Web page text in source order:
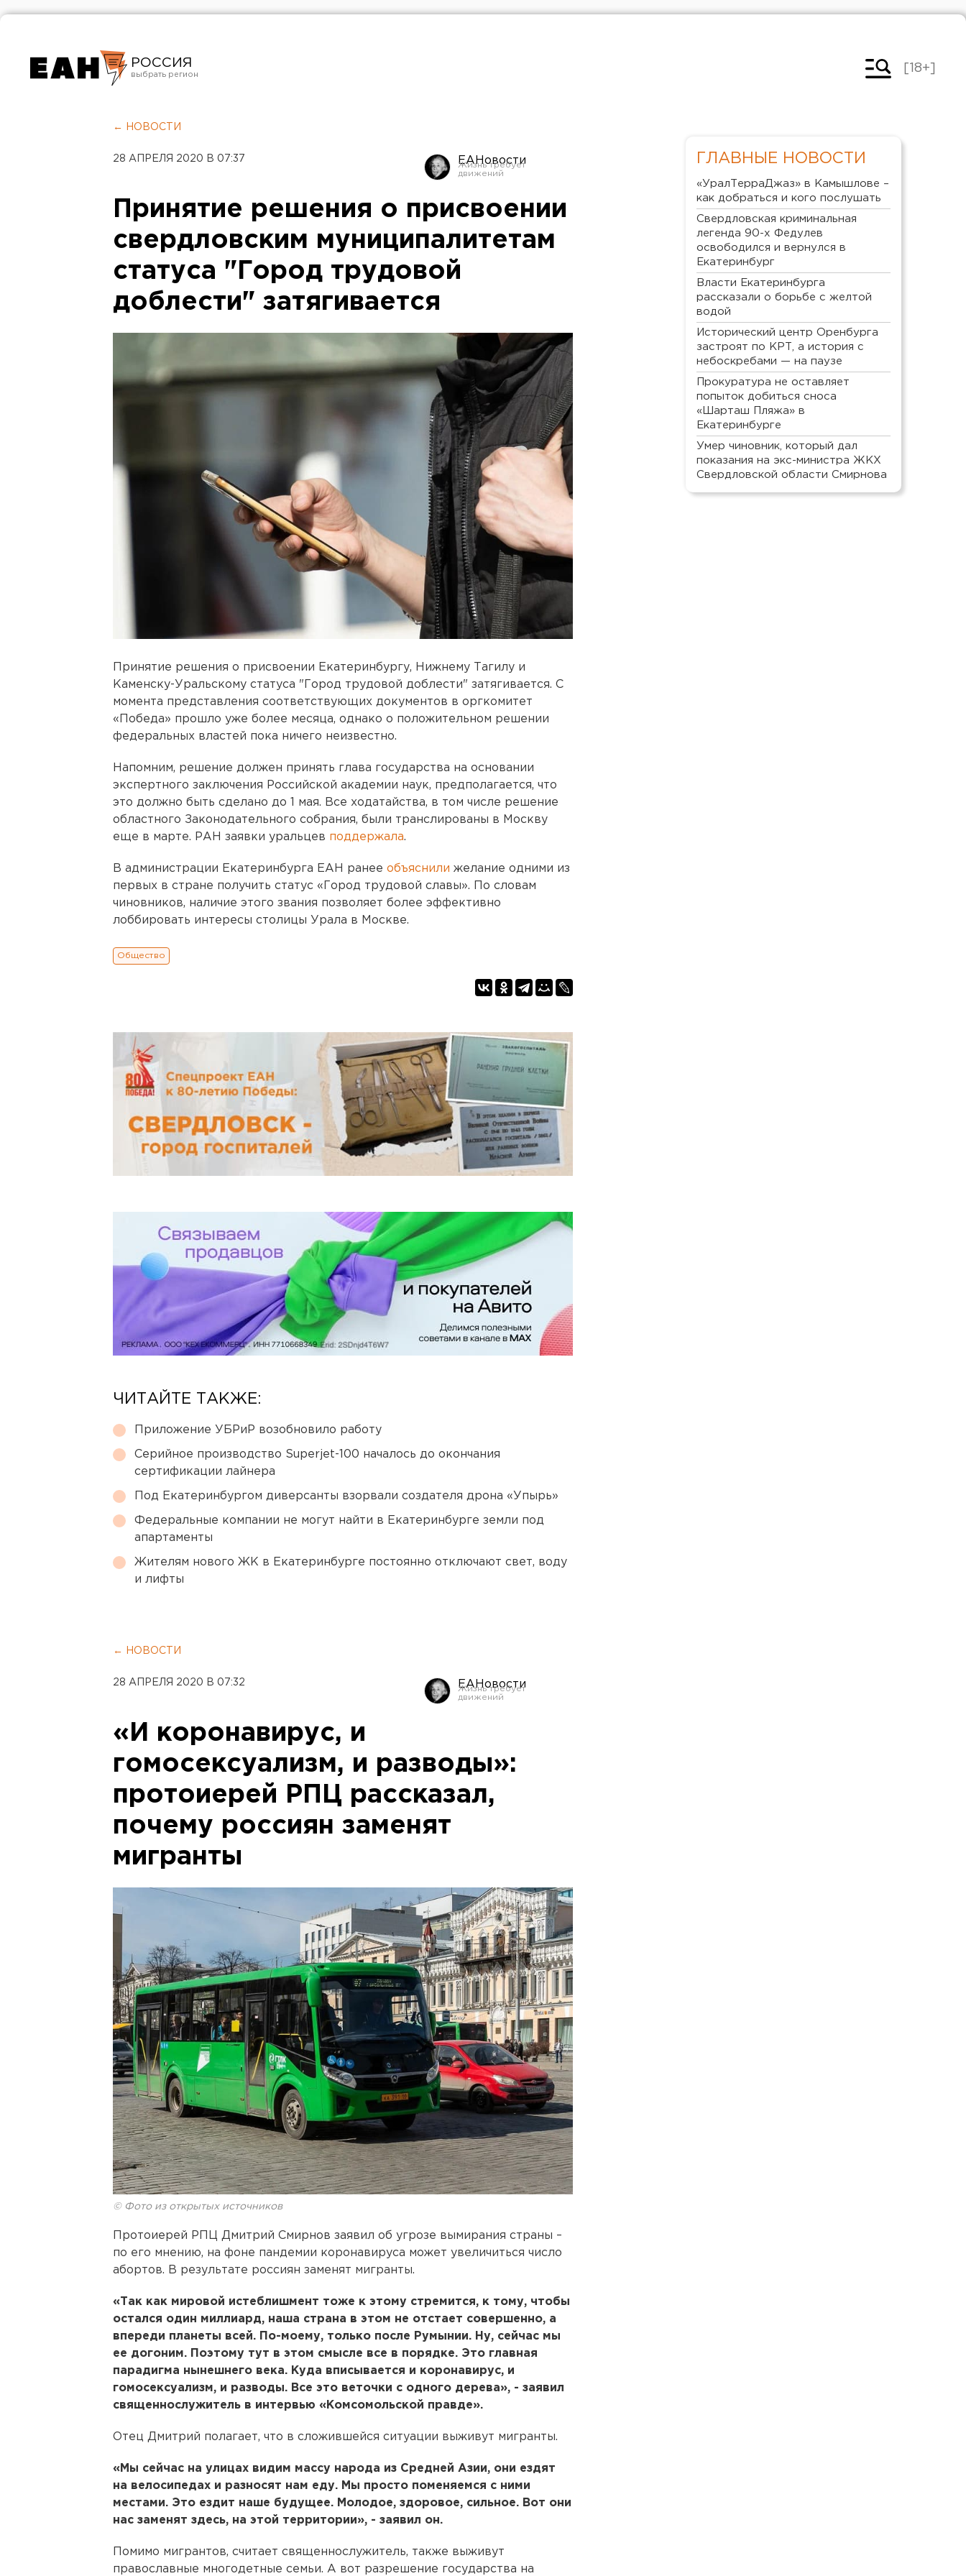
РОССИЯ
Челябинск
[18+]
← НОВОСТИ
28 АПРЕЛЯ 2020 В 07:37 ЕАНовости
Принятие решения о присвоении
свердловским муниципалитетам
статуса "Город трудовой
доблести" затягивается
Принятие решения о присвоении Екатеринбургу, Нижнему Тагилу и
Каменску-Уральскому статуса "Город трудовой доблести" затягивается. С
момента представления соответствующих документов в оргкомитет
«Победа» прошло уже более месяца, однако о положительном решении
федеральных властей пока ничего неизвестно.
Напомним, решение должен принять глава государства на основании
экспертного заключения Российской академии наук, предполагается, что
это должно быть сделано до 1 мая. Все ходатайства, в том числе решение
областного Законодательного собрания, были транслированы в Москву
еще в марте. РАН заявки уральцев поддержала.
В администрации Екатеринбурга ЕАН ранее объяснили желание одними из
первых в стране получить статус «Город трудовой славы». По словам
чиновников, наличие этого звания позволяет более эффективно
лоббировать интересы столицы Урала в Москве.
Общество
ЧИТАЙТЕ ТАКЖЕ:
Приложение УБРиР возобновило работу
Серийное производство Superjet-100 началось до окончания
сертификации лайнера
Под Екатеринбургом диверсанты взорвали создателя дрона «Упырь»
Федеральные компании не могут найти в Екатеринбурге земли под
апартаменты
Жителям нового ЖК в Екатеринбурге постоянно отключают свет, воду
и лифты
← НОВОСТИ
28 АПРЕЛЯ 2020 В 07:32 ЕАНовости
«И коронавирус, и
гомосексуализм, и разводы»:
протоиерей РПЦ рассказал,
почему россиян заменят
мигранты
© Фото из открытых источников
Протоиерей РПЦ Дмитрий Смирнов заявил об угрозе вымирания страны –
по его мнению, на фоне пандемии коронавируса может увеличиться число
абортов. В результате россиян заменят мигранты.
«Так как мировой истеблишмент тоже к этому стремится, к тому, чтобы
остался один миллиард, наша страна в этом не отстает совершенно, а
впереди планеты всей. По-моему, только после Румынии. Ну, сейчас мы
ее догоним. Поэтому тут в этом смысле все в порядке. Это главная
парадигма нынешнего века. Куда вписывается и коронавирус, и
гомосексуализм, и разводы. Все это веточки с одного дерева», - заявил
священнослужитель в интервью «Комсомольской правде».
Отец Дмитрий полагает, что в сложившейся ситуации выживут мигранты.
«Мы сейчас на улицах видим массу народа из Средней Азии, они ездят
на велосипедах и разносят нам еду. Мы просто поменяемся с ними
местами. Это ездит наше будущее. Молодое, здоровое, сильное. Вот они
нас заменят здесь, на этой территории», - заявил он.
Помимо мигрантов, считает священнослужитель, также выживут
православные многодетные семьи. А вот разрешение государства на
ГЛАВНЫЕ НОВОСТИ
«УралТерраДжаз» в Камышлове –
как добраться и кого послушать
Свердловская криминальная
легенда 90-х Федулев
освободился и вернулся в
Екатеринбург
Власти Екатеринбурга
рассказали о борьбе с желтой
водой
Исторический центр Оренбурга
застроят по КРТ, а история с
небоскребами — на паузе
Прокуратура не оставляет
попыток добиться сноса
«Шарташ Пляжа» в
Екатеринбурге
Умер чиновник, который дал
показания на экс-министра ЖКХ
Свердловской области Смирнова